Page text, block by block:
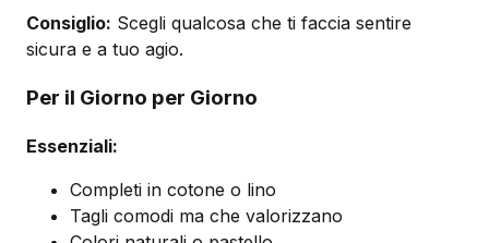
Consiglio: Scegli qualcosa che ti faccia sentire
sicura e a tuo agio.
Per il Giorno per Giorno
Essenziali:
Completi in cotone o lino
Tagli comodi ma che valorizzano